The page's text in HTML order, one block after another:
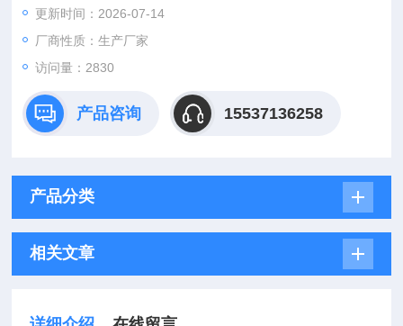
更新时间：2026-07-14
厂商性质：生产厂家
访问量：2830
产品咨询 15537136258
产品分类
相关文章